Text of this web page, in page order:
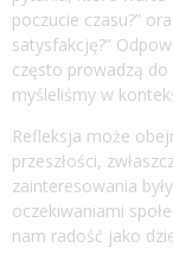
poczucie czasu?”
satysfakcję?”
często prowadzą
myśleliśmy w
Refleksja może
przeszłości,
zainteresowania
oczekiwaniami
nam radość jako